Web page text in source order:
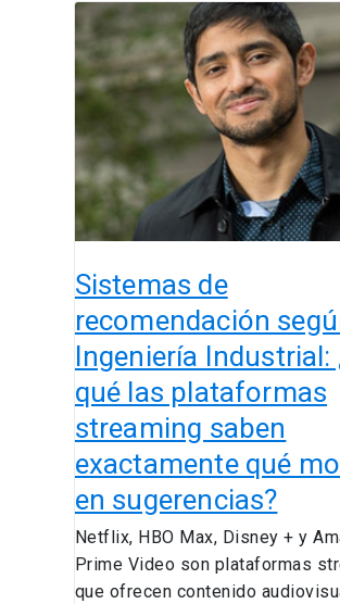
Sistemas de
recomendación
Ingeniería Industrial:
qué las plataformas
streaming saben
exactamente qué
en sugerencias?
Netflix, HBO Max, Disney + y
Prime Video son plataformas
que ofrecen contenido
Sistemas
de
recomendación
según
Ingeniería
Industrial:
¿por
qué
plataformas
streaming
saben
exactamente
qué
mostrar
en
sugerencias?